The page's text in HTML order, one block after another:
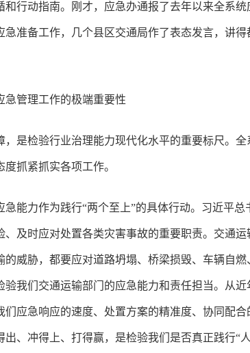
行动指南。刚才，应急办通报了去年以来全系
准备工作，几个县区交通局作了表态发言，讲
急管理工作的极端重要性
是检验行业治理能力现代化水平的重要标尺。
抓紧抓实各项工作。
能力作为践行“两个至上”的具体行动。习近平
及时应对处置各类灾害事故的重要职责。交通
威胁，都要应对道路坍塌、桥梁损毁、车辆自
我们交通运输部门的应急能力和责任担当。从
应急响应的速度、处置方案的精准度、协同配
、冲得上、打得赢，是检验我们是否真正践行“